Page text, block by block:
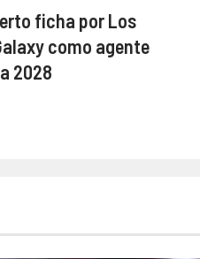
ficha por Los
como agente
2028